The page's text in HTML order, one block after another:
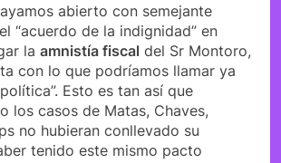
abierto con semejante
“acuerdo de la indignidad” en
la amnistía fiscal del Sr Montoro,
con lo que podríamos llamar ya
Esto es tan así que
los casos de Matas, Chaves,
no hubieran conllevado su
tenido este mismo pacto